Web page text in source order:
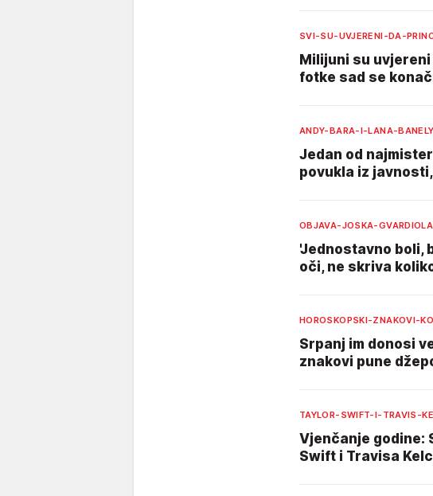
SVI-SU-UVJERENI-DA-
Milijuni su
fotke sad se
ANDY-BARA-I-LANA-
Jedan od
povukla iz
OBJAVA-JOSKA-
'Jednostavno boli,
oči, ne skriva
HOROSKOPSKI-ZNAKOVI-
Srpanj im donosi
znakovi pune
TAYLOR-SWIFT-I-TRAVIS-
Vjenčanje godine:
Swift i Travisa